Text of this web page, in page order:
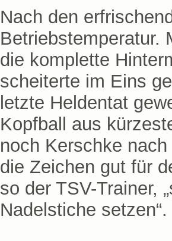
Nach den
Betriebstemperatur.
die komplette
scheiterte im Eins
letzte Heldentat
Kopfball aus
noch Kerschke
die Zeichen gut für
so der TSV-Trainer,
Nadelstiche setzen“.